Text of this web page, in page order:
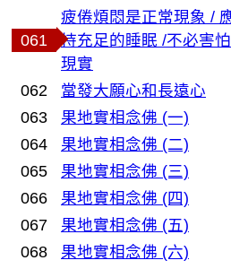
061
疲倦煩悶是正常現象 /
持充足的睡眠 /不必害
現實
062 當發大願心和長遠心
063
果地實相念佛 (一)
064
果地實相念佛 (二)
065
果地實相念佛 (三)
066
果地實相念佛 (四)
067
果地實相念佛 (五)
068
果地實相念佛 (六)